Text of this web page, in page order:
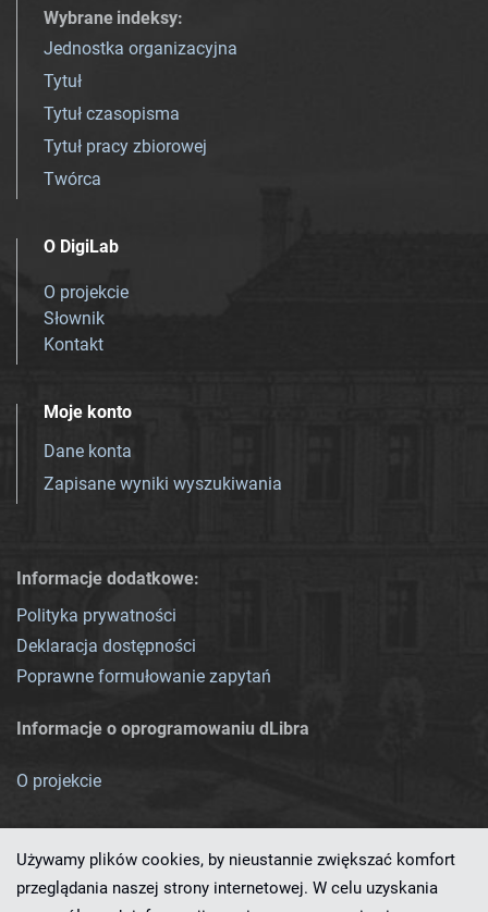
Wybrane indeksy:
Jednostka organizacyjna
Tytuł
Tytuł czasopisma
Tytuł pracy zbiorowej
Twórca
O DigiLab
O projekcie
Słownik
Kontakt
Moje konto
Dane konta
Zapisane wyniki wyszukiwania
Informacje dodatkowe:
Polityka prywatności
Deklaracja dostępności
Poprawne formułowanie zapytań
Informacje o oprogramowaniu dLibra
O projekcie
Używamy plików cookies, by nieustannie zwiększać komfort
przeglądania naszej strony internetowej. W celu uzyskania